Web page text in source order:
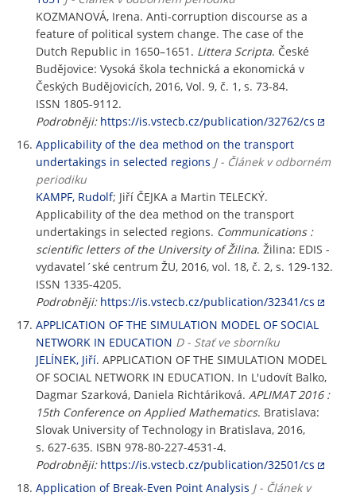
KOZMANOVÁ, Irena. Anti-corruption discourse as a
feature of political system change. The case of the
Dutch Republic in 1650–1651. Littera Scripta. České
Budějovice: Vysoká škola technická a ekonomická v
Českých Budějovicích, 2016, Vol. 9, č. 1, s. 73-84.
ISSN 1805-9112.
Podrobněji: https://is.vstecb.cz/publication/32762/cs
Applicability of the dea method on the transport
undertakings in selected regions J - Článek v odborném
periodiku
KAMPF, Rudolf; Jiří ČEJKA a Martin TELECKÝ.
Applicability of the dea method on the transport
undertakings in selected regions. Communications :
scientific letters of the University of Žilina. Žilina: EDIS -
vydavatel´ské centrum ŽU, 2016, vol. 18, č. 2, s. 129-132.
ISSN 1335-4205.
Podrobněji: https://is.vstecb.cz/publication/32341/cs
APPLICATION OF THE SIMULATION MODEL OF SOCIAL
NETWORK IN EDUCATION D - Stať ve sborníku
JELÍNEK, Jiří. APPLICATION OF THE SIMULATION MODEL
OF SOCIAL NETWORK IN EDUCATION. In L'udovít Balko,
Dagmar Szarková, Daniela Richtáriková. APLIMAT 2016 :
15th Conference on Applied Mathematics. Bratislava:
Slovak University of Technology in Bratislava, 2016,
s. 627-635. ISBN 978-80-227-4531-4.
Podrobněji: https://is.vstecb.cz/publication/32501/cs
Application of Break-Even Point Analysis J - Článek v